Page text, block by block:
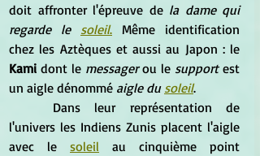
doit affronter l'épreuve de la dame qui
regarde le soleil. Même identification
chez les Aztèques et aussi au Japon : le
Kami dont le messager ou le support est
un aigle dénommé aigle du soleil.
l'univers les Indiens Zunis placent l'aigle
avec le soleil au cinquième point